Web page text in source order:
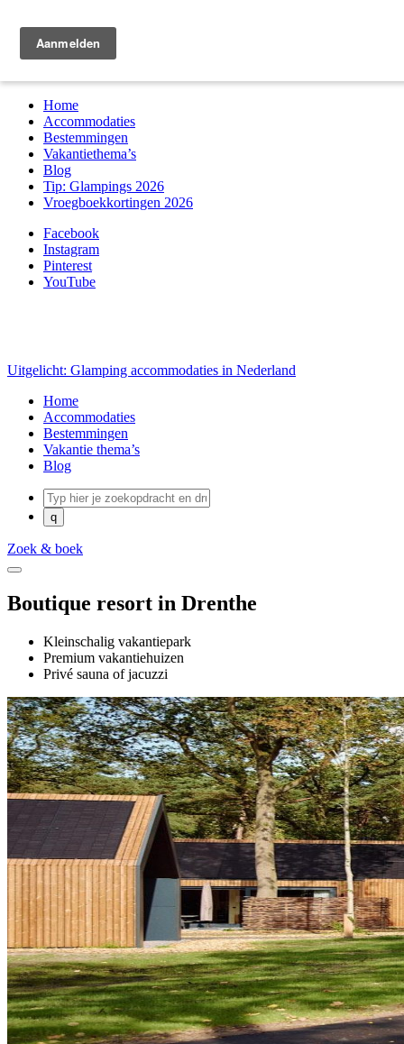
Home
Accommodaties
Bestemmingen
Vakantiethema’s
Blog
Tip: Glampings 2026
Vroegboekkortingen 2026
Facebook
Instagram
Pinterest
YouTube
Uitgelicht: Glamping accommodaties in Nederland
Home
Accommodaties
Bestemmingen
Vakantie thema’s
Blog
Zoek & boek
Boutique resort in Drenthe
Kleinschalig vakantiepark
Premium vakantiehuizen
Privé sauna of jacuzzi